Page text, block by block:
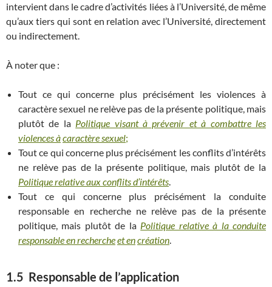
intervient dans le cadre d’activités liées à l’Université, de même
qu’aux tiers qui sont en relation avec l’Université, directement
ou indirectement.
À noter que :
Tout ce qui concerne plus précisément les violences à
caractère sexuel ne relève pas de la présente politique, mais
plutôt de la Politique visant à prévenir et à combattre les
violences àcaractère sexuel;
Tout ce qui concerne plus précisément les conflits d’intérêts
ne relève pas de la présente politique, mais plutôt de la
Politique relative aux conflits d’intérêts.
Tout ce qui concerne plus précisément la conduite
responsable en recherche ne relève pas de la présente
politique, mais plutôt de la Politique relative à la conduite
responsable en rechercheet encréation.
1.5 Responsable de l’application